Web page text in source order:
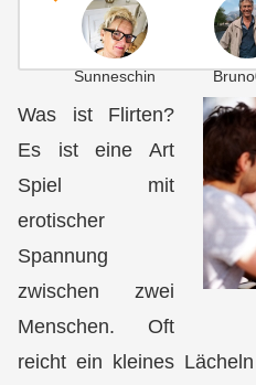
Sunneschin
Was ist Flirten?
Es ist eine Art
Spiel mit
erotischer
Spannung
zwischen zwei
Menschen. Oft
reicht ein kleines